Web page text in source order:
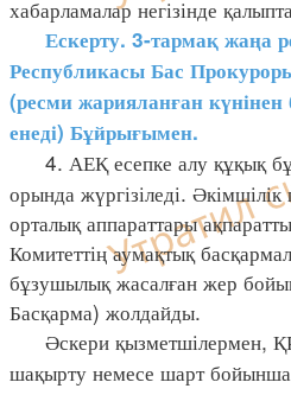
хабарламалар негізінде
Ескерту. 3-тармақ жаңа
Республикасы Бас
(ресми жарияланған
енеді) Бұйрығымен.
4. АЕҚ есепке алу құқық
орында жүргізіледі. Әкімшілік
орталық аппараттары
Комитеттің аумақтық
бұзушылық жасалған жер
Басқарма) жолдайды.
Әскери қызметшілермен,
шақырту немесе шарт бойынша